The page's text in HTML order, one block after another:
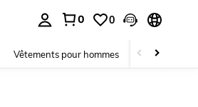
0 0
Vêtements pour hommes Enfants